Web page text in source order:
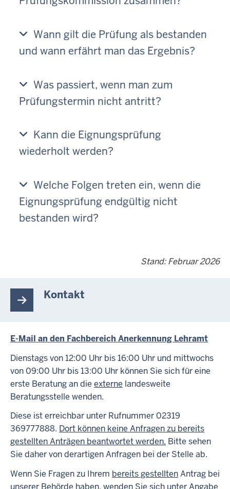
Wann gilt die Prüfung als bestanden
und wann erfährt man das Ergebnis?
Was passiert, wenn man zum
Prüfungstermin nicht antritt?
Kann die Eignungsprüfung
wiederholt werden?
Welche Folgen treten ein, wenn die
Eignungsprüfung endgültig nicht
bestanden wird?
Stand: Februar 2026
Kontakt
E-Mail an den Fachbereich Anerkennung Lehramt
Dienstags von 12:00 Uhr bis 16:00 Uhr und mittwochs
von 09:00 Uhr bis 13:00 Uhr können Sie sich für eine
erste Beratungan die externe landesweite
Beratungsstelle wenden.
Diese ist erreichbar unter Rufnummer 02319
369777888. Dort können keine Anfragen zu bereits
gestellten Anträgen beantwortet werden. Bitte sehen
Sie daher von derartigen Anfragen bei der Stelle ab.
Wenn Sie Fragen zu Ihrem bereits gestelltenAntrag bei
unserer Behörde haben, wenden Sie sich unter Angabe